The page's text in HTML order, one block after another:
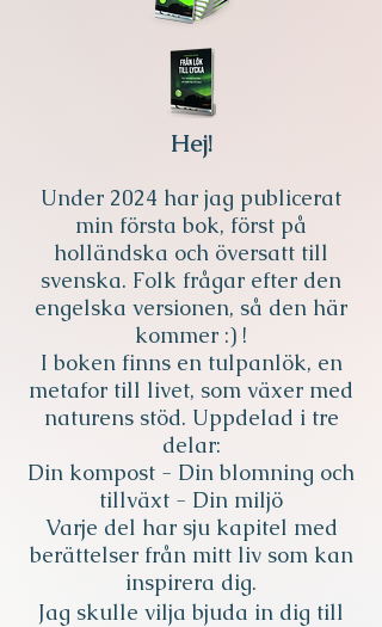
Hej!
Under 2024 har jag publicerat
min första bok, först på
holländska och översatt till
svenska. Folk frågar efter den
engelska versionen, så den här
kommer :) !
I boken finns en tulpanlök, en
metafor till livet, som växer med
naturens stöd. Uppdelad i tre
delar:
Din kompost - Din blomning och
tillväxt - Din miljö
Varje del har sju kapitel med
berättelser från mitt liv som kan
inspirera dig.
Jag skulle vilja bjuda in dig till